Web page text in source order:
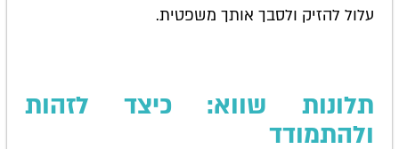
עלול להזיק ולסבך אותך משפטית.
תלונות שווא: כיצד לזהות
ולהתמודד